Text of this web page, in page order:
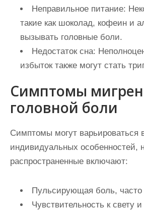
Неправильное питание:
такие как шоколад, кофеин и
вызывать головные боли.
Недостаток сна:
избыток также могут стать
Симптомы
головной боли
Симптомы могут варьироваться
индивидуальных особенностей,
распространенные включают:
Пульсирующая боль, часто
Чувствительность к свету